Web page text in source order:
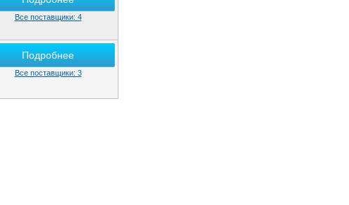
Все поставщики: 4
Подробнее
Все поставщики: 3